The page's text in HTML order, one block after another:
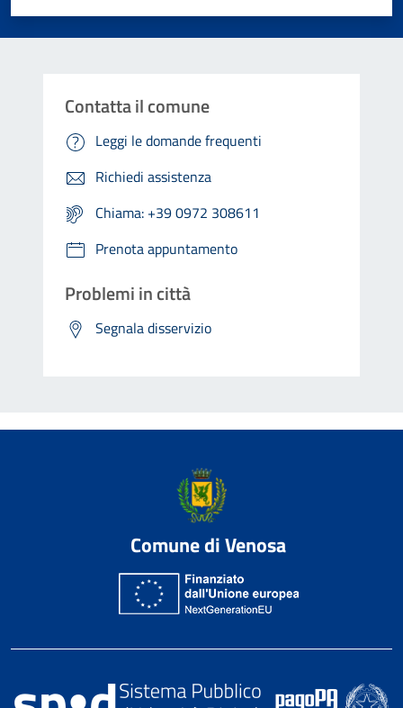
Contatta il comune
Leggi le domande frequenti
Richiedi assistenza
Chiama: +39 0972 308611
Prenota appuntamento
Problemi in città
Segnala disservizio
Comune di Venosa